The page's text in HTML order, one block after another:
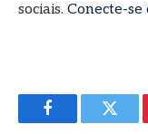
sociais. Conecte-se
Facebook